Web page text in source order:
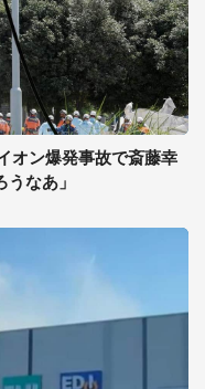
オン爆発事故で斎藤幸
なあ」